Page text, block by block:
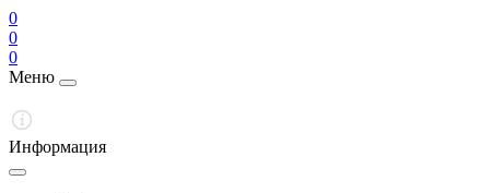
0
0
0
Меню
Информация